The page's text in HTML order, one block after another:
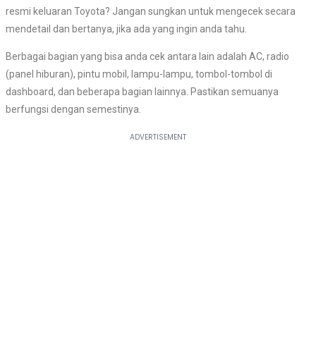
resmi keluaran Toyota? Jangan sungkan untuk mengecek secara
mendetail dan bertanya, jika ada yang ingin anda tahu.
Berbagai bagian yang bisa anda cek antara lain adalah AC, radio
(panel hiburan), pintu mobil, lampu-lampu, tombol-tombol di
dashboard, dan beberapa bagian lainnya. Pastikan semuanya
berfungsi dengan semestinya.